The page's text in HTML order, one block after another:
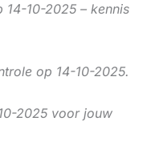
10-2025 – kennis
op 14-10-2025.
2025 voor jouw